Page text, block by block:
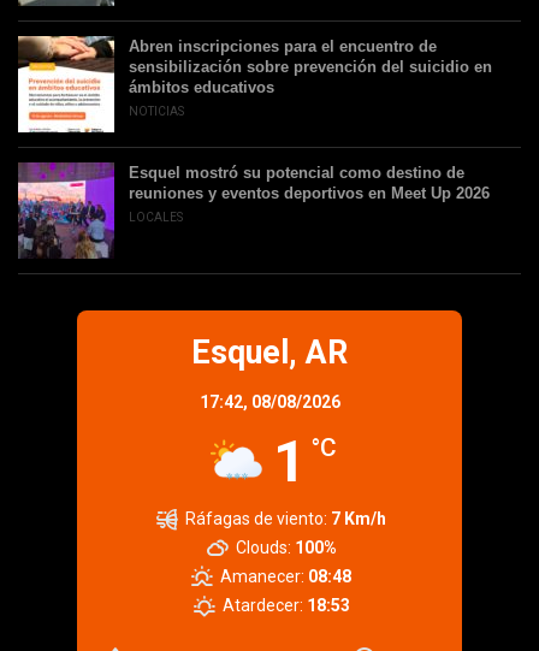
Abren inscripciones para el encuentro de
sensibilización sobre prevención del suicidio en
ámbitos educativos
NOTICIAS
Esquel mostró su potencial como destino de
reuniones y eventos deportivos en Meet Up 2026
LOCALES
Esquel, AR
17:42, 08/08/2026
1 °C
Ráfagas de viento: 7 Km/h
Clouds: 100%
Amanecer: 08:48
Atardecer: 18:53